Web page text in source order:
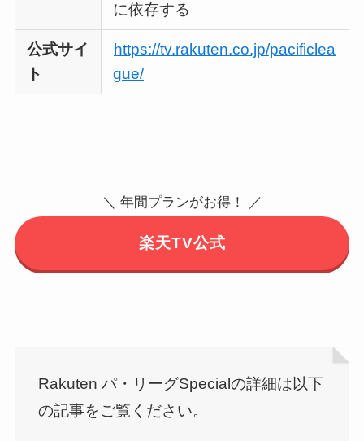
に依存する
公式サイ
ト
https://tv.rakuten.co.jp/pacificlea
gue/
＼ 年間プランがお得！ ／
楽天TV公式
Rakuten パ・リーグSpecialの詳細は以下
の記事をご覧ください。